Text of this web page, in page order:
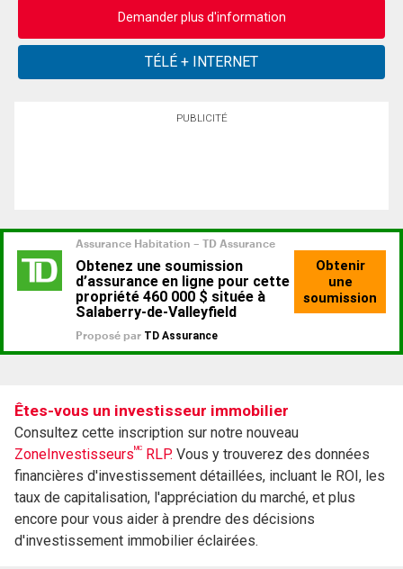
Demander plus d'information
PUBLICITÉ
Êtes-vous un investisseur immobilier
Consultez cette inscription sur notre nouveau
ZoneInvestisseursMC RLP. Vous y trouverez des données
financières d'investissement détaillées, incluant le ROI, les
taux de capitalisation, l'appréciation du marché, et plus
encore pour vous aider à prendre des décisions
d'investissement immobilier éclairées.